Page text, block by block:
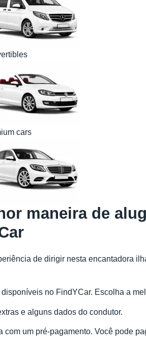
cars
maneira de
de dirigir nesta encantadora
no FindYCar. Escolha a
e alguns dados do condutor.
com um pré-pagamento. Você pode